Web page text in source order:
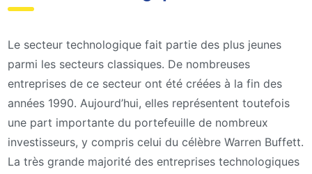
Le secteur technologique fait partie des plus jeunes
parmi les secteurs classiques. De nombreuses
entreprises de ce secteur ont été créées à la fin des
années 1990. Aujourd’hui, elles représentent toutefois
une part importante du portefeuille de nombreux
investisseurs, y compris celui du célèbre Warren Buffett.
La très grande majorité des entreprises technologiques